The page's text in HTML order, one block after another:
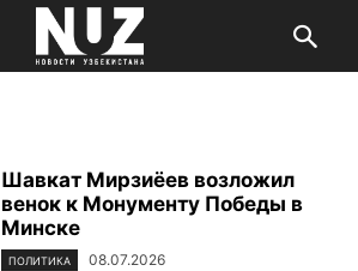
Шавкат Мирзиёев возложил
венок к Монументу Победы в
Минске
ПОЛИТИКА 08.07.2026